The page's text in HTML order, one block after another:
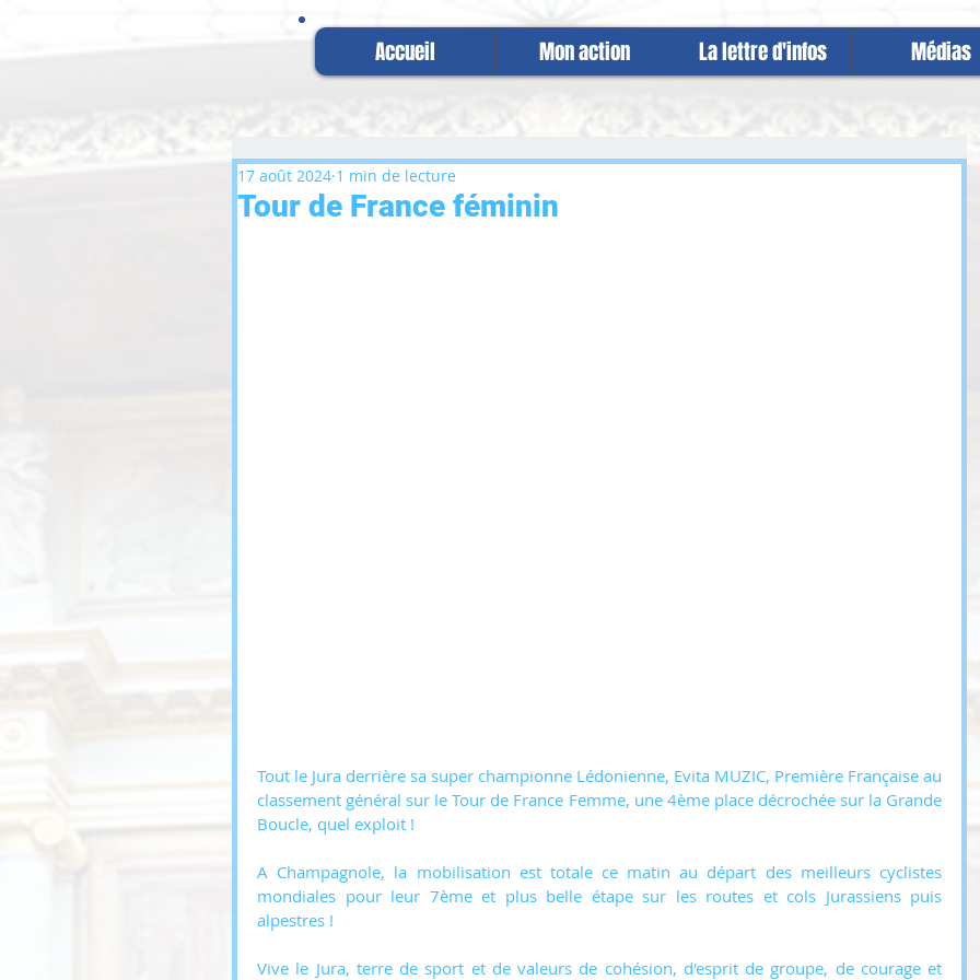
Accueil Mon action La lettre d'infos Médias
Tour de France féminin
17 août 2024 1 min de lecture
Tout le Jura derrière sa super championne Lédonienne, Evita MUZIC, Première Française au
classement général sur le Tour de France Femme, une 4ème place décrochée sur la Grande
Boucle, quel exploit !
A Champagnole, la mobilisation est totale ce matin au départ des meilleurs cyclistes
mondiales pour leur 7ème et plus belle étape sur les routes et cols Jurassiens puis
alpestres !
Vive le Jura, terre de sport et de valeurs de cohésion, d'esprit de groupe, de courage et